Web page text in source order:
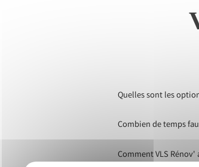
Quelles sont les
Combien de temps
Comment VLS